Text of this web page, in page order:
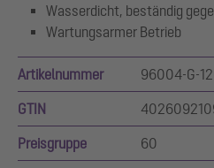
Wasserdicht, beständig
Wartungsarmer Betrieb
Artikelnummer 96004-G-
GTIN
Preisgruppe 60